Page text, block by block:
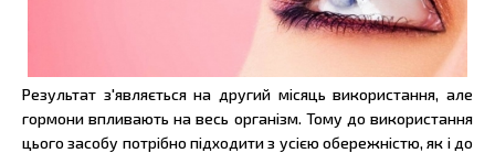
Результат з'являється на другий місяць використання, але
гормони впливають на весь організм. Тому до використання
цього засобу потрібно підходити з усією обережністю, як і до